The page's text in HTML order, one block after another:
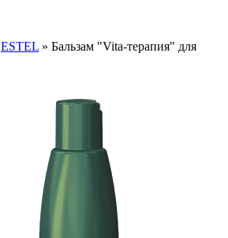
ESTEL » Бальзам "Vita-терапия" для